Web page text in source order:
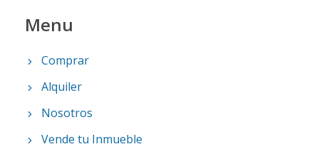
Menu
Comprar
Alquiler
Nosotros
Vende tu Inmueble